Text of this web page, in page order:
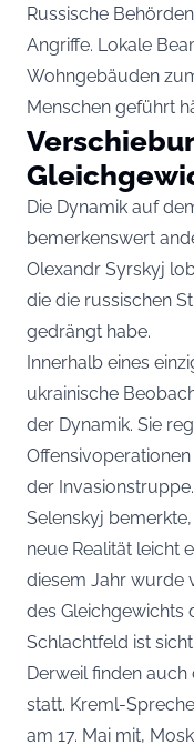
Russische
Angriffe. Lokale
Wohngebäuden
Menschen geführt
Die Dynamik auf
bemerkenswert
Olexandr Syrskyj
die die russischen
gedrängt habe.
Innerhalb eines
ukrainische
der Dynamik. Sie
der Invasionstruppe.
Selenskyj
neue Realität leicht
diesem Jahr wurde
des Gleichgewichts
Schlachtfeld ist
Derweil finden
statt. Kreml-
am 17. Mai mit,